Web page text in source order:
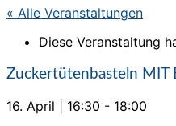
« Alle Veranstaltungen
Diese Veranstaltung
Zuckertütenbasteln MIT
16. April | 16:30 - 18:00